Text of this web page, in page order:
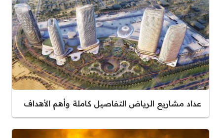
عداد مشاريع الرياض التفاصيل كاملة وأهم الأهداف